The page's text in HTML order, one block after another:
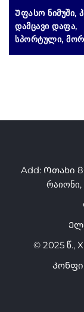
Უფასო ნიმუში,
დამცავი დაფა,
სპორტული,
Add: Ოთახი
რაიონი,
© 2025 წ.,